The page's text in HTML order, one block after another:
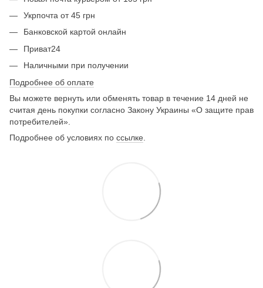
Укрпочта от 45 грн
Банковской картой онлайн
Приват24
Наличными при получении
Подробнее об оплате
Вы можете вернуть или обменять товар в течение 14 дней не
считая день покупки согласно Закону Украины «О защите прав
потребителей».
Подробнее об условиях по ссылке